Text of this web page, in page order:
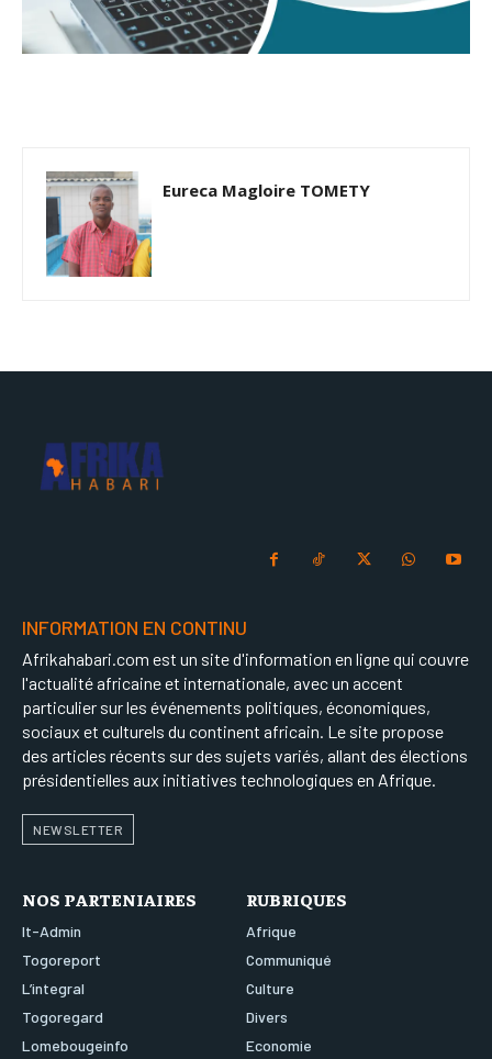
Eureca Magloire TOMETY
INFORMATION EN CONTINU
Afrikahabari.com est un site d'information en ligne qui couvre
l'actualité africaine et internationale, avec un accent
particulier sur les événements politiques, économiques,
sociaux et culturels du continent africain. Le site propose
des articles récents sur des sujets variés, allant des élections
présidentielles aux initiatives technologiques en Afrique.
NEWSLETTER
NOS PARTENIAIRES
It-Admin
Togoreport
L’integral
Togoregard
Lomebougeinfo
RUBRIQUES
Afrique
Communiqué
Culture
Divers
Economie